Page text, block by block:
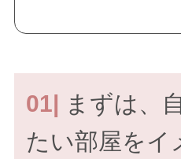
01|
まずは、
たい部屋をイ